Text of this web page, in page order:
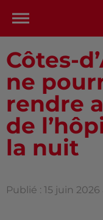
Côtes-
ne
rendre
de
la nuit
Publié : 15 juin